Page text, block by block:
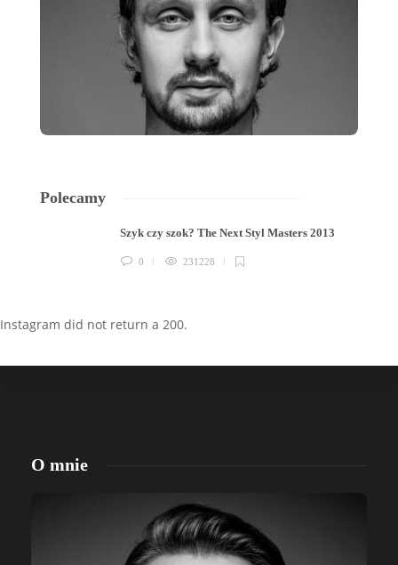
Polecamy
Szyk czy szok? The Next Styl Masters 2013
0 231228
Instagram did not return a 200.
O mnie